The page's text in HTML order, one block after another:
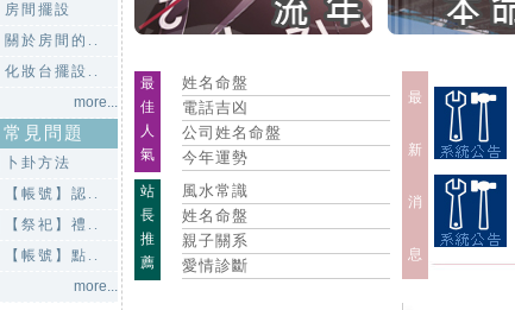
房間擺設
關於房間的..
化妝台擺設..
more...
常見問題
卜卦方法
【帳號】認..
【祭祀】禮..
【帳號】點..
more...
最
新
消
息
最
佳
人
氣
姓名命盤
電話吉凶
公司姓名命盤
今年運勢
站
長
推
薦
風水常識
姓名命盤
親子關系
愛情診斷